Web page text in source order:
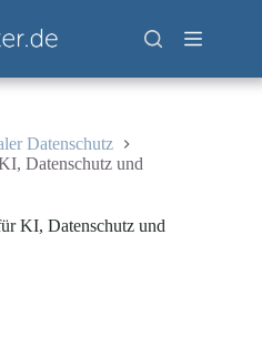
Datenschutz
Datenschutz und
KI, Datenschutz und